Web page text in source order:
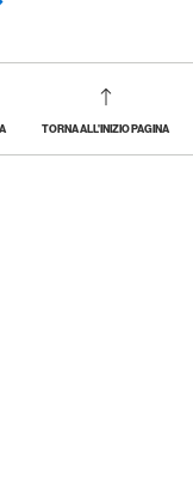
TORNA ALL'INIZIO PAGINA